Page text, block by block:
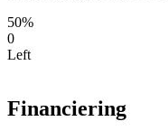
50%
0
Left
Financiering